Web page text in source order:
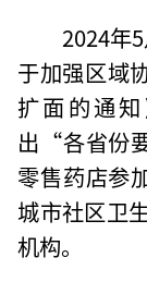
2024年
于加强区域
扩面的通
出“各省份
零售药店参
城市社区卫
机构。